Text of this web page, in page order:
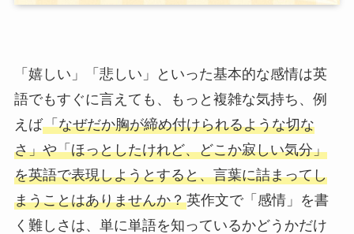
「嬉しい」「悲しい」といった基本的な感情は英
語でもすぐに言えても、もっと複雑な気持ち、例
えば「なぜだか胸が締め付けられるような切な
さ」や「ほっとしたけれど、どこか寂しい気分」
を英語で表現しようとすると、言葉に詰まってし
まうことはありませんか？英作文で「感情」を書
く難しさは、単に単語を知っているかどうかだけ